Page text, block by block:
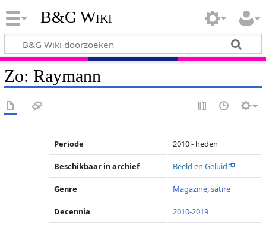
B&G Wiki
Zo: Raymann
Periode 2010 - heden
Beschikbaar in archief Beeld en Geluid
Genre Magazine,satire
Decennia 2010-2019